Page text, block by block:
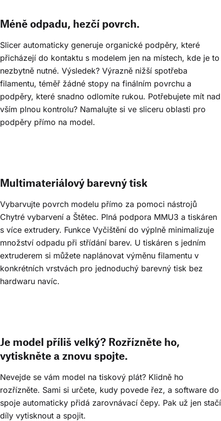
Méně odpadu, hezčí povrch.
Slicer automaticky generuje organické podpěry, které
přicházejí do kontaktu s modelem jen na místech, kde je to
nezbytně nutné. Výsledek? Výrazně nižší spotřeba
filamentu, téměř žádné stopy na finálním povrchu a
podpěry, které snadno odlomíte rukou. Potřebujete mít nad
vším plnou kontrolu? Namalujte si ve sliceru oblasti pro
podpěry přímo na model.
Multimateriálový barevný tisk
Vybarvujte povrch modelu přímo za pomoci nástrojů
Chytré vybarvení a Štětec. Plná podpora MMU3 a tiskáren
s více extrudery. Funkce Vyčištění do výplně minimalizuje
množství odpadu při střídání barev. U tiskáren s jedním
extruderem si můžete naplánovat výměnu filamentu v
konkrétních vrstvách pro jednoduchý barevný tisk bez
hardwaru navíc.
Je model příliš velký? Rozřízněte ho,
vytiskněte a znovu spojte.
Nevejde se vám model na tiskový plát? Klidně ho
rozřízněte. Sami si určete, kudy povede řez, a software do
spoje automaticky přidá zarovnávací čepy. Pak už jen stačí
díly vytisknout a spojit.